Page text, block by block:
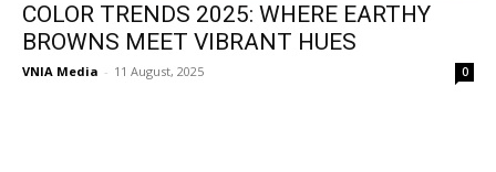
COLOR TRENDS 2025: WHERE EARTHY
BROWNS MEET VIBRANT HUES
VNIA Media - 11 August, 2025 0